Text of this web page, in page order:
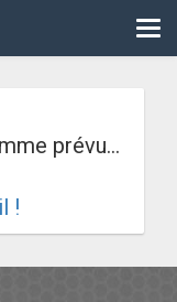
prévu...
!